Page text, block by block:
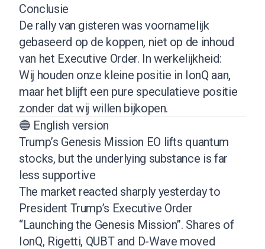
Conclusie
De rally van gisteren was voornamelijk
gebaseerd op de koppen, niet op de inhoud
van het Executive Order. In werkelijkheid:
Wij houden onze kleine positie in IonQ aan,
maar het blijft een pure speculatieve positie
zonder dat wij willen bijkopen.
🔵 English version
Trump’s Genesis Mission EO lifts quantum
stocks, but the underlying substance is far
less supportive
The market reacted sharply yesterday to
President Trump’s Executive Order
“Launching the Genesis Mission”. Shares of
IonQ, Rigetti, QUBT and D-Wave moved